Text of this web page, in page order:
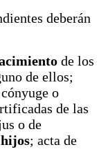
deberán
de los
de ellos;
o
de las
o de
; acta de